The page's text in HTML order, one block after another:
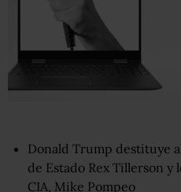
Donald Trump destituye
de Estado Rex Tillerson y
CIA, Mike Pompeo